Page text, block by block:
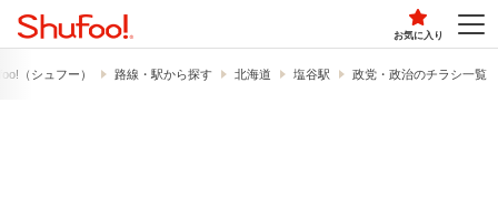
お気に入り
（シュフー） 路線・駅から探す 北海道 塩谷駅 政党・政治のチラシ一覧